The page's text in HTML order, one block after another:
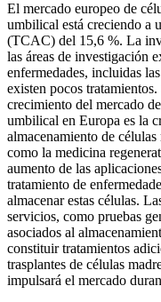
El mercado europeo de
umbilical está creciendo a
(TCAC) del 15,6 %. La
las áreas de investigación
enfermedades, incluidas
existen pocos
crecimiento del mercado
umbilical en Europa es la
almacenamiento de
como la medicina
aumento de las
tratamiento de
almacenar estas células.
servicios, como pruebas
asociados al
constituir tratamientos
trasplantes de células
impulsará el mercado